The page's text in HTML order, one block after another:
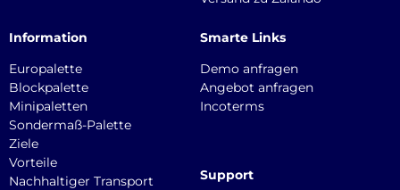
Information
Europalette
Blockpalette
Minipaletten
Sondermaß-Palette
Ziele
Vorteile
Nachhaltiger Transport
Smarte Links
Demo anfragen
Angebot anfragen
Incoterms
Support